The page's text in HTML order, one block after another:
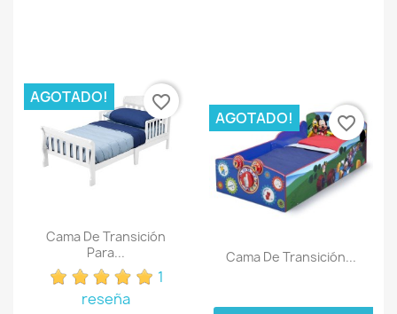
Cama De Transición
Para...
1
reseña
AGOTADO! favorite_border
Cama De Transición...
AGOTADO! favorite_border